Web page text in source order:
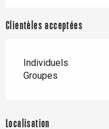
Clientèles acceptées
Individuels
Groupes
Localisation